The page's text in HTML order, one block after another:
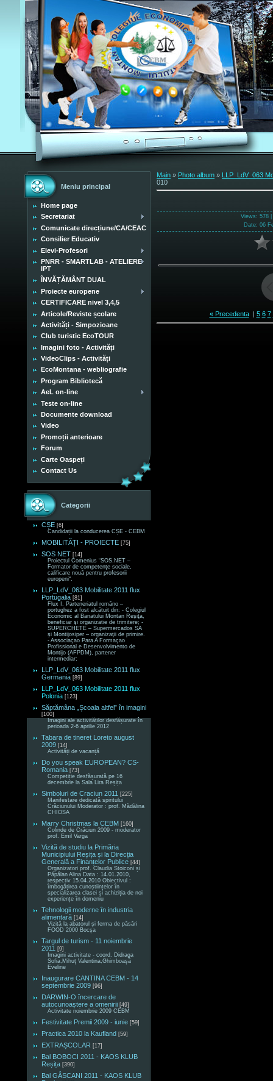
Meniu principal
Home page
Secretariat
Comunicate direcțiune/CA/CEAC
Consilier Educativ
Elevi-Profesori
PNRR - SMARTLAB - ATELIERE
IPT
ÎNVĂȚĂMÂNT DUAL
Proiecte europene
CERTIFICARE nivel 3,4,5
Articole/Reviste școlare
Activități - Simpozioane
Club turistic EcoTOUR
Imagini foto - Activități
VideoClips - Activități
EcoMontana - webliografie
Program Bibliotecă
AeL on-line
Teste on-line
Documente download
Video
Promoții anterioare
Forum
Carte Oaspeți
Contact Us
Categorii
CȘE [6]
Candidații la conducerea CȘE - CEBM
MOBILITĂȚI - PROIECTE [75]
SOS NET [14]
Proiectul Comenius “SOS.NET –
Formator de competenţe sociale,
calificare nouă pentru profesorii
europeni“.
LLP_LdV_063 Mobilitate 2011 flux
Portugalia [81]
Flux I. Parteneriatul româno –
portughez a fost alcătuit din: - Colegiul
Economic al Banatului Montan Reşiţa,
beneficiar şi organizatie de trimitere; -
SUPERCHETE – Supermercados SA
şi Montijosiper – organizaţii de primire.
- Associaçao Para A Formaçao
Profissional e Desenvolvimento de
Montijo (AFPDM), partener
intermediar;
LLP_LdV_063 Mobilitate 2011 flux
Germania [89]
LLP_LdV_063 Mobilitate 2011 flux
Polonia [123]
Săptămâna „Școala altfel” în imagini
[100]
Imagini ale activităților desfășurate în
perioada 2-6 aprilie 2012
Tabara de tineret Loreto august
2009 [14]
Activități de vacanță
Do you speak EUROPEAN? CS-
Romania [73]
Competiție desfășurată pe 16
decembrie la Sala Lira Reșița
Simboluri de Craciun 2011 [225]
Manifestare dedicată spiritului
Crăciunului Moderator : prof. Mădălina
CHIOSA
Marry Christmas la CEBM [160]
Colinde de Crăciun 2009 - moderator
prof. Emil Varga
Vizită de studiu la Primăria
Municipiului Reșița și la Direcția
Generală a Finanțelor Publice [44]
Organizatori prof. Claudia Stoiconi și
Păpălan Alina Data : 14.01.2010,
respectiv 15.04.2010 Obiectivul :
îmbogățirea cunoștiințelor în
specializarea clasei și achiziția de noi
experiențe în domeniu
Tehnologii moderne în industria
alimentară [14]
Vizită la abatorul și ferma de păsări
FOOD 2000 Bocșa
Targul de turism - 11 noiembrie
2011 [9]
Imagini activitate - coord. Didraga
Sofia,Mihuț Valentina,Ghimboașă
Eveline
Inaugurare CANTINA CEBM - 14
septembrie 2009 [96]
DARWIN-O încercare de
autocunoaștere a omenirii [49]
Activitate noiembrie 2009 CEBM
Festivitate Premii 2009 - iunie [59]
Practica 2010 la Kaufland [59]
EXTRAȘCOLAR [17]
Bal BOBOCI 2011 - KAOS KLUB
Reșița [390]
Bal GÂSCANI 2011 - KAOS KLUB
Main » Photo album » LLP_LdV_063
010
Views: 578 |
Date: 06
« Precedenta| 5 6 7